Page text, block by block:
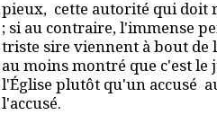
pieux, cette autorité qui doit
; si au contraire, l'immense
triste sire viennent à bout de
au moins montré que c'est le
l'Église plutôt qu'un accusé
l'accusé.